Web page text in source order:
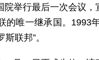
举行最后一次会议，
唯一继承国。1993
联邦”。